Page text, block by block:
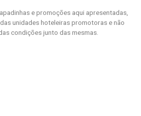
e promoções aqui apresentadas,
unidades hoteleiras promotoras e não
condições junto das mesmas.